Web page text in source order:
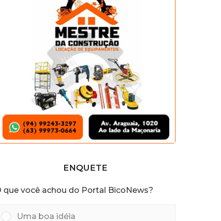
s
a
t
r
á
s
ENQUETE
que você achou do Portal BicoNews?
Uma boa idéia